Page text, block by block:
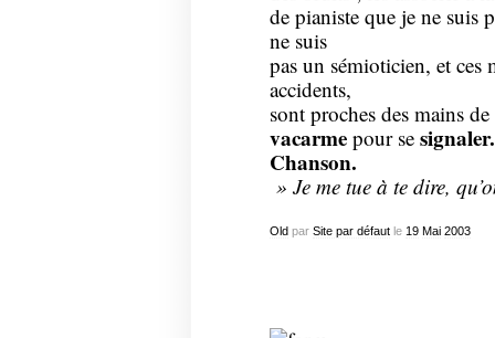
de pianiste que je ne suis
ne suis
pas un sémioticien, et ces
accidents,
sont proches des mains
vacarmepour se signaler.
Chanson.
» Je me tue à te dire,
Oldpar Site par défautle 19 Mai 2003